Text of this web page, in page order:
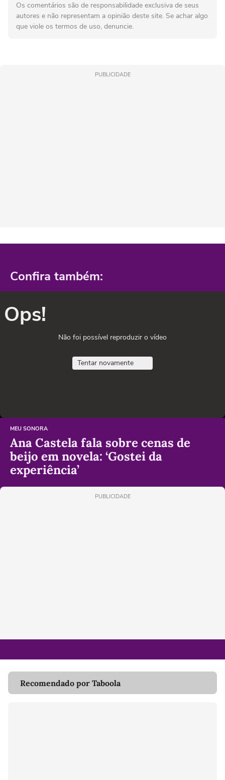
Os comentários são de responsabilidade exclusiva de seus
autores e não representam a opinião deste site. Se achar algo
que viole os termos de uso, denuncie.
PUBLICIDADE
Confira também:
Ops!
Não foi possível reproduzir o vídeo
Tentar novamente
MEU SONORA
Ana Castela fala sobre cenas de
beijo em novela: ‘Gostei da
experiência’
PUBLICIDADE
Recomendado por Taboola